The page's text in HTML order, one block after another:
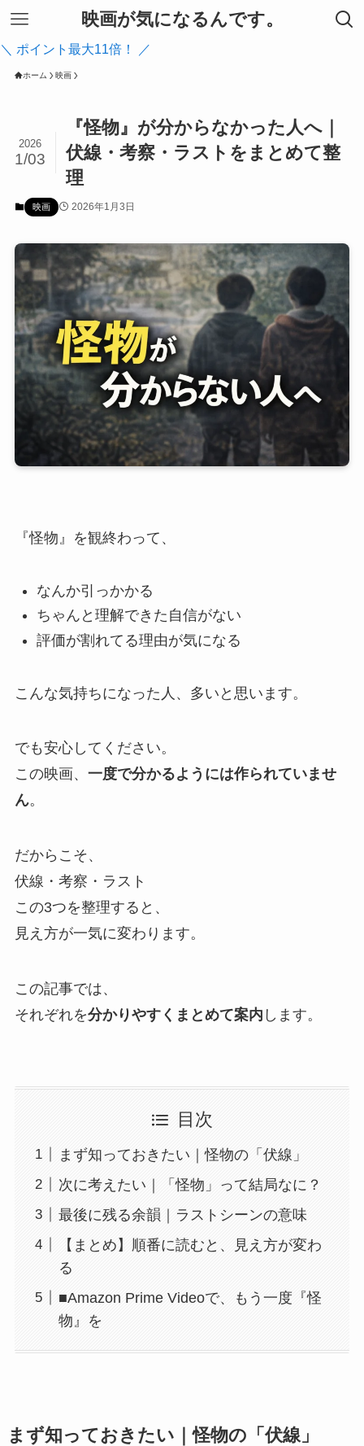
映画が気になるんです。
＼ ポイント最大11倍！ ／
ホーム 映画
『怪物』が分からなかった人へ｜
伏線・考察・ラストをまとめて整
理
2026
1/03
映画 2026年1月3日
『怪物』を観終わって、
なんか引っかかる
ちゃんと理解できた自信がない
評価が割れてる理由が気になる
こんな気持ちになった人、多いと思います。
でも安心してください。
この映画、 一度で分かるようには作られていませ
ん。
だからこそ、
伏線・考察・ラスト
この3つを整理すると、
見え方が一気に変わります。
この記事では、
それぞれを分かりやすくまとめて案内 します。
目次
まず知っておきたい｜怪物の「伏線」
次に考えたい｜「怪物」って結局なに？
最後に残る余韻｜ラストシーンの意味
【まとめ】順番に読むと、見え方が変わ
る
■Amazon Prime Videoで、もう一度『怪
物』を
まず知っておきたい｜怪物の「伏線」